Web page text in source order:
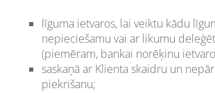
līguma ietvaros, lai veiktu kādu
nepieciešamu vai ar likumu
(piemēram, bankai norēķinu
saskaņā ar Klienta skaidru un
piekrišanu;